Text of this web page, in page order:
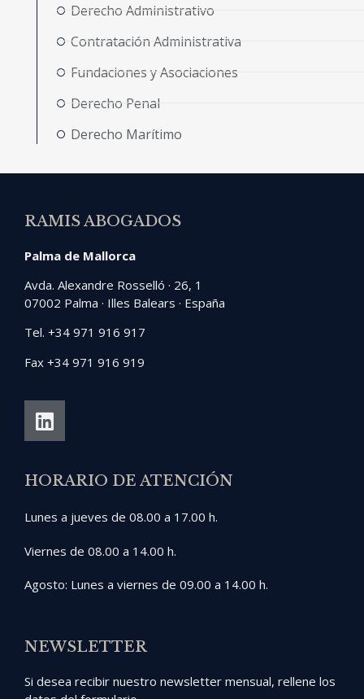
Derecho Administrativo
Contratación Administrativa
Fundaciones y Asociaciones
Derecho Penal
Derecho Marítimo
RAMIS ABOGADOS
Palma de Mallorca
Avda. Alexandre Rosselló · 26, 1
07002 Palma · Illes Balears · España
Tel. +34 971 916 917
Fax +34 971 916 919
HORARIO DE ATENCIÓN
Lunes a jueves de 08.00 a 17.00 h.
Viernes de 08.00 a 14.00 h.
Agosto: Lunes a viernes de 09.00 a 14.00 h.
NEWSLETTER
Si desea recibir nuestro newsletter mensual, rellene los